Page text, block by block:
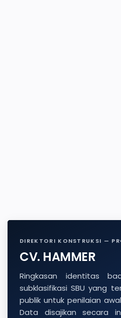
DIREKTORI KONSTRUKSI —
CV. HAMMER
Ringkasan identitas
subklasifikasi SBU yang
publik untuk penilaian
Data disajikan secara